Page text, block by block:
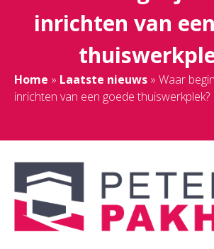
inrichten van
Home » Laatste nieuws » Waar
inrichten van een goede thuiswerkplek?